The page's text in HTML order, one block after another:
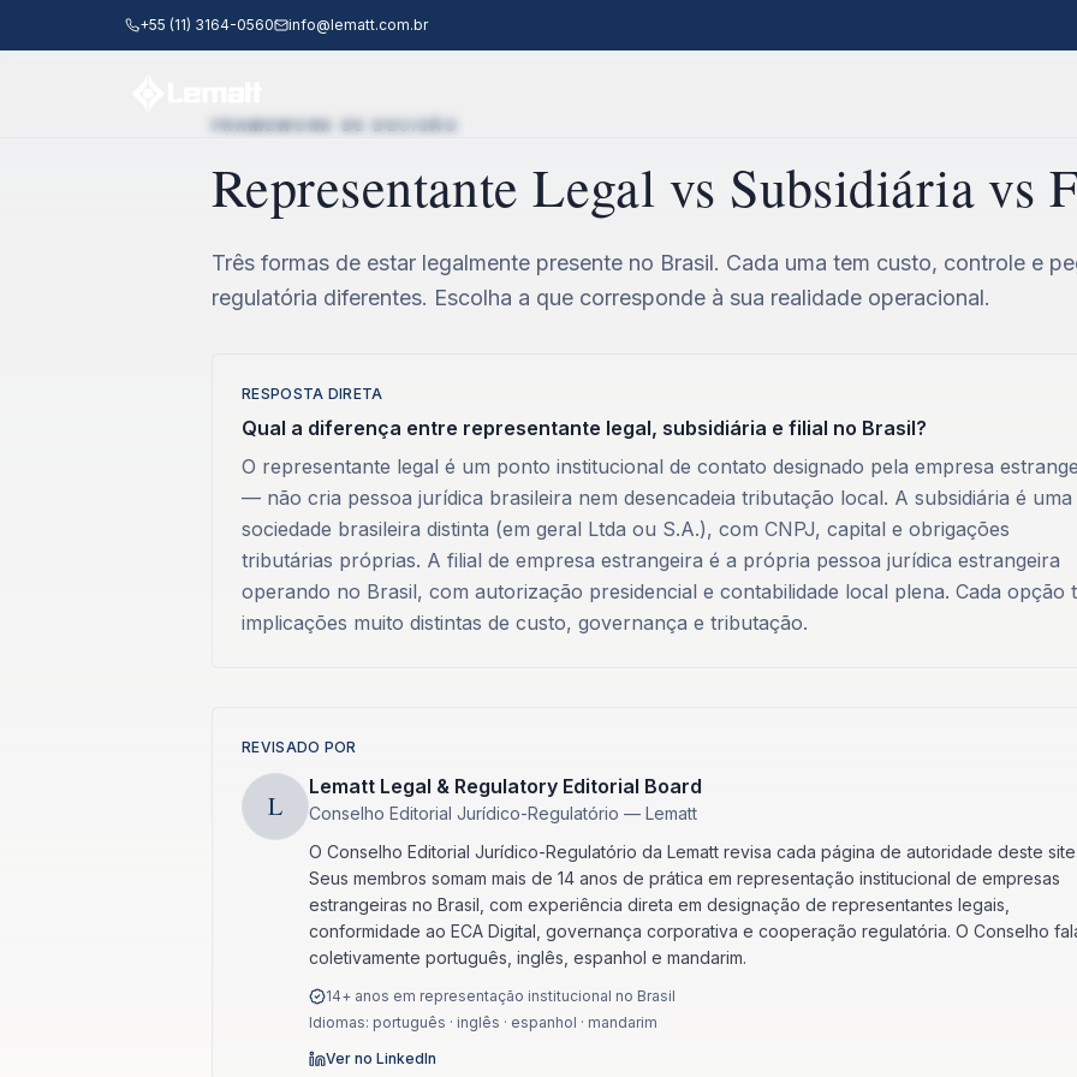
Pular para o conteúdo principal
+55 (11) 3164-0560 info@lematt.com.br
FRAMEWORK DE DECISÃO
Representante Legal vs Subsidiária vs
Três formas de estar legalmente presente no Brasil. Cada uma tem custo, controle e
regulatória diferentes. Escolha a que corresponde à sua realidade operacional.
RESPOSTA DIRETA
Qual a diferença entre representante legal, subsidiária e filial no Brasil?
O representante legal é um ponto institucional de contato designado pela empresa
— não cria pessoa jurídica brasileira nem desencadeia tributação local. A subsidiária é uma
sociedade brasileira distinta (em geral Ltda ou S.A.), com CNPJ, capital e obrigações
tributárias próprias. A filial de empresa estrangeira é a própria pessoa jurídica estrangeira
operando no Brasil, com autorização presidencial e contabilidade local plena. Cada opção
implicações muito distintas de custo, governança e tributação.
REVISADO POR
L
Lematt Legal & Regulatory Editorial Board
Conselho Editorial Jurídico-Regulatório — Lematt
O Conselho Editorial Jurídico-Regulatório da Lematt revisa cada página de autoridade deste site.
Seus membros somam mais de 14 anos de prática em representação institucional de empresas
estrangeiras no Brasil, com experiência direta em designação de representantes legais,
conformidade ao ECA Digital, governança corporativa e cooperação regulatória. O Conselho
coletivamente português, inglês, espanhol e mandarim.
14+ anos em representação institucional no Brasil
Idiomas: português · inglês · espanhol · mandarim
Ver no LinkedIn